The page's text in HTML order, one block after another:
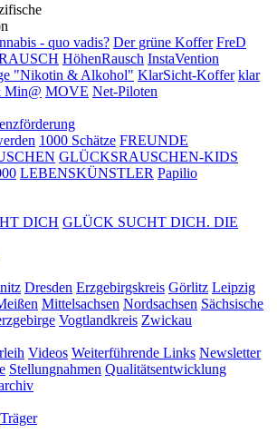
- quo vadis? Der grüne Koffer FreD
HöhenRausch InstaVention
"Nikotin & Alkohol" KlarSicht-Koffer klar
Min@ MOVE Net-Piloten
1000 Schätze FREUNDE
GLÜCKSRAUSCHEN-KIDS
LEBENSKÜNSTLER Papilio
DICH GLÜCK SUCHT DICH. DIE
Dresden Erzgebirgskreis Görlitz Leipzig
Mittelsachsen Nordsachsen Sächsische
Vogtlandkreis Zwickau
Videos Weiterführende Links Newsletter
Stellungnahmen Qualitätsentwicklung
Träger